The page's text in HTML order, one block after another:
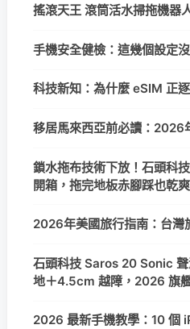
搖滾天王 滾筒活水掃拖機器
手機安全健檢：這幾個設定
科技新知：為什麼 eSIM 正
移居馬來西亞前必讀：2026
鎖水拖布技術下放！石頭科
開箱，拖完地板赤腳踩也乾爽
2026年美國旅行指南：台灣
石頭科技 Saros 20 Sonic
地＋4.5cm 越障，2026 旗
2026 最新手機教學：10 個